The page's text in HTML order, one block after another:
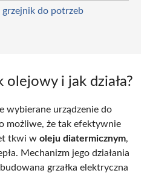
grzejnik do potrzeb
i jak działa?
wybierane urządzenie do
możliwe, że tak efektywnie
tkwi w oleju diatermicznym,
Mechanizm jego działania
grzałka elektryczna